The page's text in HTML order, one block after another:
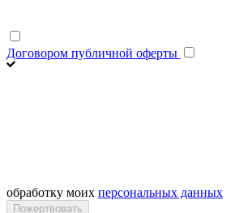
Договором публичной оферты
обработку моих персональных данных